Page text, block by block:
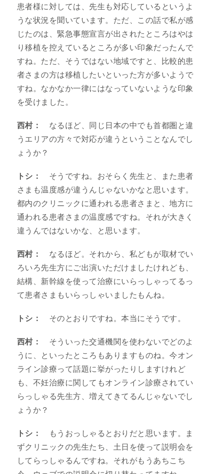
患者様に対しては、先生も対応しているというよ
うな状況を聞いています。ただ、この話で私が感
じたのは、緊急事態宣言が出されたところはやは
り移植を控えているところが多い印象だったんで
すね。ただ、そうではない地域ですと、比較的患
者さまの方は移植したいといった方が多いようで
すね。なかなか一律にはなっていないような印象
を受けました。
西村：
なるほど、同じ日本の中でも首都圏と違
うエリアの方々で対応が違うということなんでし
ょうか？
トシ：
そうですね。おそらく先生と、また患者
さまも温度感が違うんじゃないかなと思います。
都内のクリニックに通われる患者さまと、地方に
通われる患者さまの温度感ですね。それが大きく
違うんではないかな、と思います。
西村：
なるほど。それから、私どもが取材でい
ろいろ先生方にご出演いただけましたけれども、
結構、新幹線を使って治療にいらっしゃってるっ
て患者さまもいらっしゃいましたもんね。
トシ： そのとおりですね。本当にそうです。
西村：
そういった交通機関を使わないでどのよ
うに、といったところもありますものね。今オン
ライン診療って話題に挙がったりしますけれど
も、不妊治療に関してもオンライン診療されてい
らっしゃる先生方、増えてきてるんじゃないでし
ょうか？
トシ：
もうおっしゃるとおりだと思います。ま
ずクリニックの先生たち、土日を使って説明会を
してらっしゃるんですね。それがもうあちこち